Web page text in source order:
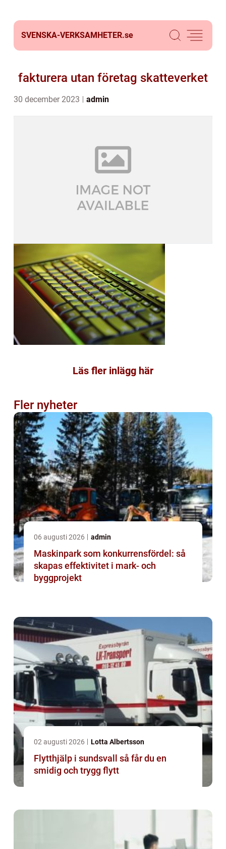
SVENSKA-VERKSAMHETER.se
fakturera utan företag skatteverket
30 december 2023 admin
Läs fler inlägg här
Fler nyheter
06 augusti 2026 admin
Maskinpark som konkurrensfördel: så
skapas effektivitet i mark- och
byggprojekt
02 augusti 2026 Lotta Albertsson
Flytthjälp i sundsvall så får du en
smidig och trygg flytt